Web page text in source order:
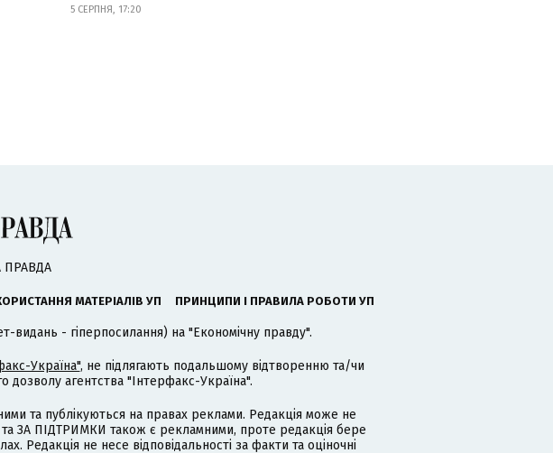
5 СЕРПНЯ, 17:20
ПРАВДА
МАТЕРІАЛІВ УП ПРИНЦИПИ І ПРАВИЛА РОБОТИ УП
видань - гіперпосилання) на "Економічну правду".
Україна", не підлягають подальшому відтворенню та/чи
агентства "Інтерфакс-Україна".
та публікуються на правах реклами. Редакція може не
ЗА ПІДТРИМКИ також є рекламними, проте редакція бере
Редакція не несе відповідальності за факти та оціночні